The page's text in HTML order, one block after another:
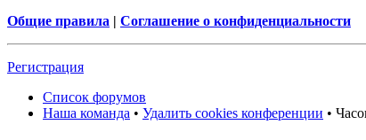
Общие правила | Соглашение о конфиденциальности
Регистрация
Список форумов
Наша команда • Удалить cookies конференции •